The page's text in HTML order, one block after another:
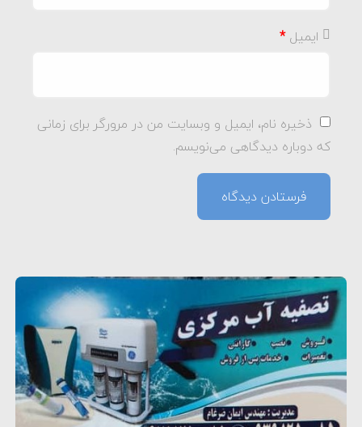
ایمیل*
ذخیره نام، ایمیل و وبسایت من در مرورگر برای زمانی
که دوباره دیدگاهی می‌نویسم.